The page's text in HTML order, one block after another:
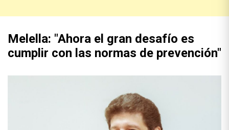
Melella: "Ahora el gran desafío es
cumplir con las normas de prevención"